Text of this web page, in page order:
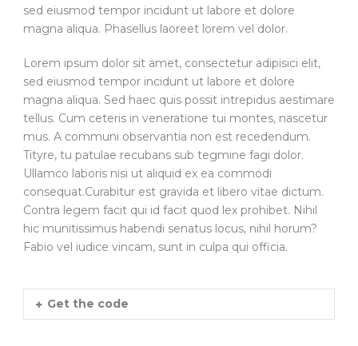
sed eiusmod tempor incidunt ut labore et dolore
magna aliqua. Phasellus laoreet lorem vel dolor.
Lorem ipsum dolor sit amet, consectetur adipisici elit,
sed eiusmod tempor incidunt ut labore et dolore
magna aliqua. Sed haec quis possit intrepidus aestimare
tellus. Cum ceteris in veneratione tui montes, nascetur
mus. A communi observantia non est recedendum.
Tityre, tu patulae recubans sub tegmine fagi dolor.
Ullamco laboris nisi ut aliquid ex ea commodi
consequat.Curabitur est gravida et libero vitae dictum.
Contra legem facit qui id facit quod lex prohibet. Nihil
hic munitissimus habendi senatus locus, nihil horum?
Fabio vel iudice vincam, sunt in culpa qui officia.
Get the code